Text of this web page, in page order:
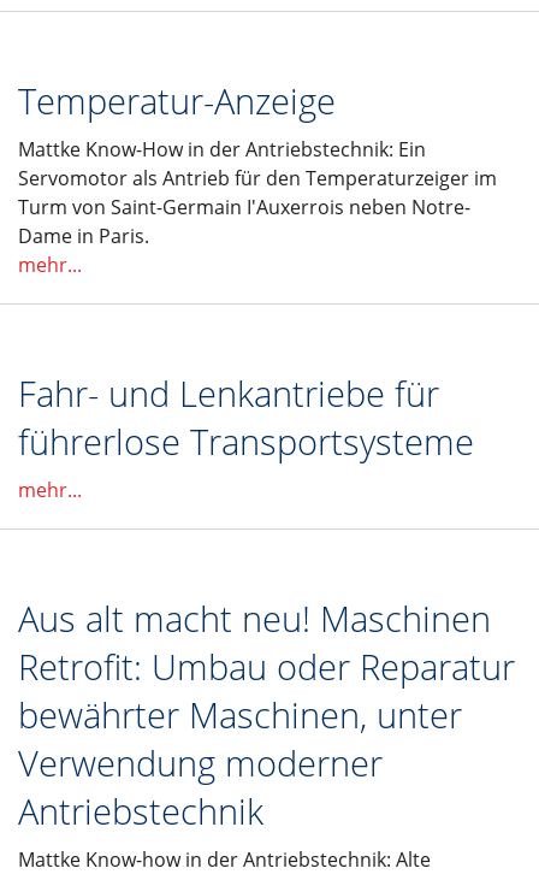
Temperatur-Anzeige
Mattke Know-How in der Antriebstechnik: Ein
Servomotor als Antrieb für den Temperaturzeiger im
Turm von Saint-Germain I'Auxerrois neben Notre-
Dame in Paris.
mehr...
Fahr- und Lenkantriebe für
führerlose Transportsysteme
mehr...
Aus alt macht neu! Maschinen
Retrofit: Umbau oder Reparatur
bewährter Maschinen, unter
Verwendung moderner
Antriebstechnik
Mattke Know-how in der Antriebstechnik: Alte